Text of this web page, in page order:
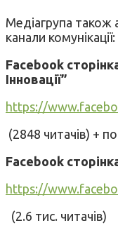
Медіагрупа також
канали комунікації:
Facebook
Інновації”
https://
(2848 читачів) +
Facebook
https://
(2.6 тис. читачів)